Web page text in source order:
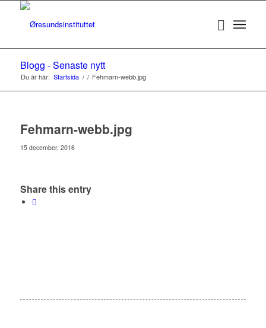
Blogg - Senaste nytt
Du är här: Startsida / / Fehmarn-webb.jpg
Fehmarn-webb.jpg
15 december, 2016
Share this entry